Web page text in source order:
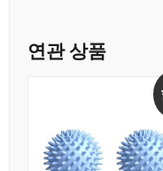
연관 상품